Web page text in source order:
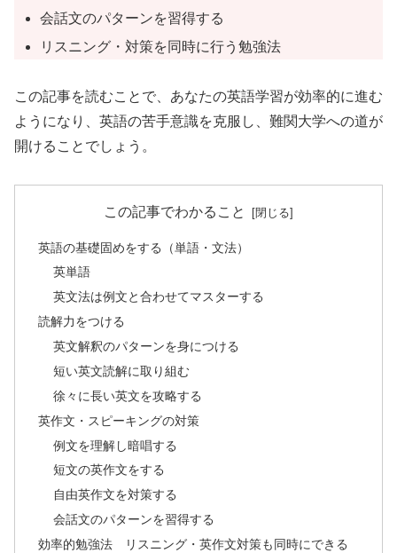
会話文のパターンを習得する
リスニング・対策を同時に行う勉強法
この記事を読むことで、あなたの英語学習が効率的に進む
ようになり、英語の苦手意識を克服し、難関大学への道が
開けることでしょう。
この記事でわかること
英語の基礎固めをする（単語・文法）
英単語
英文法は例文と合わせてマスターする
読解力をつける
英文解釈のパターンを身につける
短い英文読解に取り組む
徐々に長い英文を攻略する
英作文・スピーキングの対策
例文を理解し暗唱する
短文の英作文をする
自由英作文を対策する
会話文のパターンを習得する
効率的勉強法 リスニング・英作文対策も同時にできる